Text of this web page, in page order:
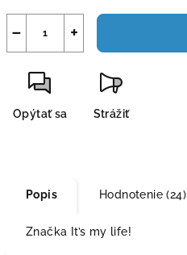
+
−
Opýtať sa Strážiť
Popis Hodnotenie (24)
Značka It’s my life!